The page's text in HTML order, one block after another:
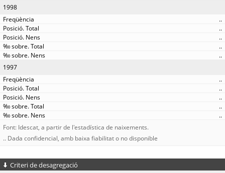
1998
..
..
..
..
..
1997
..
..
..
..
..
Font: Idescat, a partir de l'estadística de naixements.
.. Dada confidencial, amb baixa fiabilitat o no disponible
Criteri de desagregació